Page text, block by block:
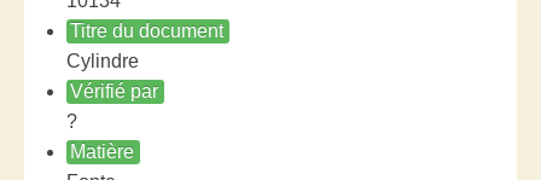
Titre du document
Cylindre
Vérifié par
?
Matière